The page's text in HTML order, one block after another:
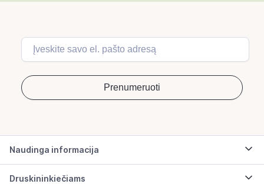
Naudinga informacija
Druskininkiečiams